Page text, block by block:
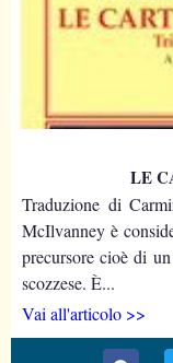
LE
Traduzione di
McIlvanney è
precursore cioè di
scozzese. È...
Vai all'articolo >>